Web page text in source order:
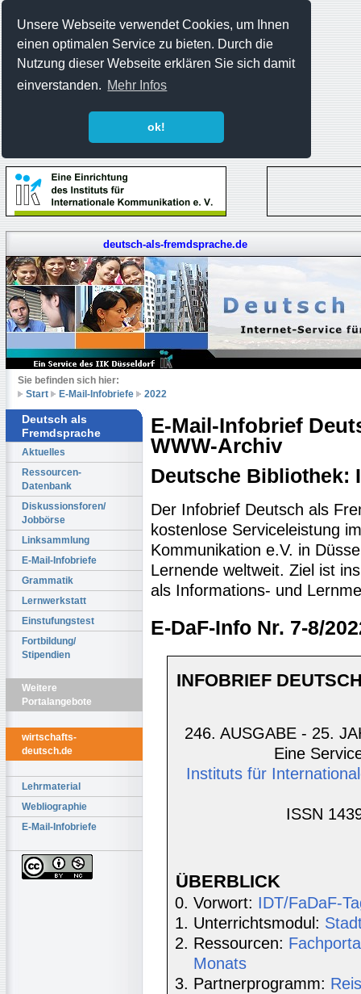
Unsere Webseite verwendet Cookies, um Ihnen
einen optimalen Service zu bieten. Durch die
Nutzung dieser Webseite erklären Sie sich damit
einverstanden. Mehr Infos
ok!
deutsch-als-fremdsprache.de
Sie befinden sich hier:
Start
E-Mail-Infobriefe 2022
Deutsch als
Fremdsprache
Aktuelles
Ressourcen-
Datenbank
Diskussionsforen/
Jobbörse
Linksammlung
E-Mail-Infobriefe
Grammatik
Lernwerkstatt
Einstufungstest
Fortbildung/
Stipendien
Weitere
Portalangebote
wirtschafts-
deutsch.de
Lehrmaterial
Webliographie
E-Mail-Infobriefe
E-Mail-Infobrief
WWW-Archiv
Deutsche Bibliothek:
Der Infobrief Deutsch als
kostenlose Serviceleistung
Kommunikation e.V. in
Lernende weltweit. Ziel ist
als Informations- und
E-DaF-Info Nr. 7-8/
INFOBRIEF
246. AUSGABE - 25.
Eine
Instituts für
ISSN
ÜBERBLICK
Vorwort: IDT/FaDaF-
Unterrichtsmodul:
Ressourcen:
Monats
Partnerprogramm: